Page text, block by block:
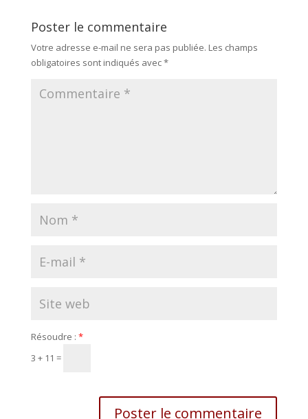
Poster le commentaire
Votre adresse e-mail ne sera pas publiée. Les champs
obligatoires sont indiqués avec*
Résoudre : *
3 + 11 =